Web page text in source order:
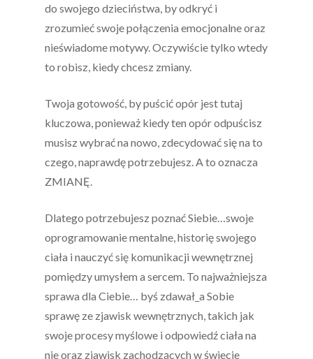
do swojego dzieciństwa, by odkryć i
zrozumieć swoje połączenia emocjonalne oraz
nieświadome motywy. Oczywiście tylko wtedy
to robisz, kiedy chcesz zmiany.
Twoja gotowość, by puścić opór jest tutaj
kluczowa, ponieważ kiedy ten opór odpuścisz
musisz wybrać na nowo, zdecydować się na to
czego, naprawdę potrzebujesz.A to oznacza
ZMIANĘ.
Dlatego potrzebujesz poznać Siebie…swoje
oprogramowanie mentalne, historię swojego
ciała i nauczyć się komunikacji wewnętrznej
pomiędzy umysłem a sercem. To najważniejsza
sprawa dla Ciebie… byś zdawał_a Sobie
sprawę ze zjawisk wewnętrznych, takich jak
swoje procesy myślowe i odpowiedź ciała na
nie oraz zjawisk zachodzących w świecie